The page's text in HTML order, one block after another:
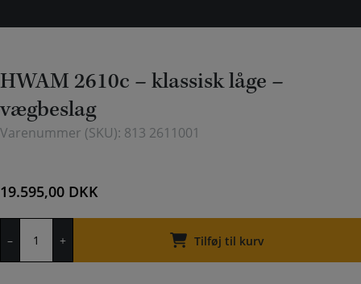
HWAM 2610c – klassisk låge –
vægbeslag
Varenummer (SKU): 813 2611001
19.595,00 DKK
–
2610c
+ Tilføj til kurv